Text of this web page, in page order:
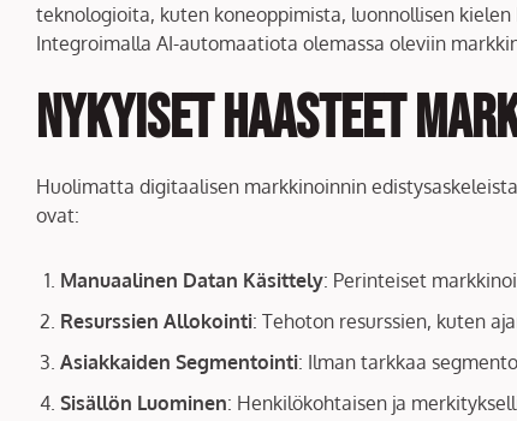
teknologioita, kuten koneoppimista, luonnollisen
Integroimalla AI-automaatiota olemassa oleviin
Nykyiset Haasteet
Huolimatta digitaalisen markkinoinnin
ovat:
Manuaalinen Datan Käsittely: Perinteiset
Resurssien Allokointi: Tehoton resurssien, kuten
Asiakkaiden Segmentointi: Ilman tarkkaa
Sisällön Luominen: Henkilökohtaisen ja